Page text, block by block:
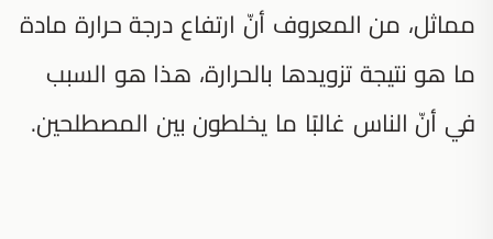
مماثل، من المعروف أنّ ارتفاع درجة حرارة مادة
ما هو نتيجة تزويدها بالحرارة، هذا هو السبب
في أنّ الناس غالبًا ما يخلطون بين المصطلحين.